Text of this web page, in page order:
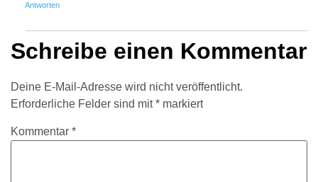
Antworten
Schreibe einen Kommentar
Deine E-Mail-Adresse wird nicht veröffentlicht.
Erforderliche Felder sind mit* markiert
Kommentar *